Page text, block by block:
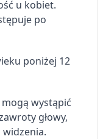
u kobiet.
po
poniżej 12
wystąpić
głowy,
widzenia.